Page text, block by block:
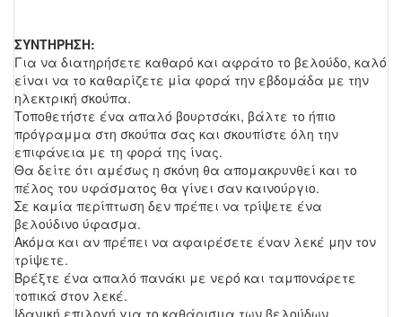
ΣΥΝΤΗΡΗΣΗ:
Για να διατηρήσετε καθαρό και αφράτο το βελούδο, καλό
είναι να το καθαρίζετε μία φορά την εβδομάδα με την
ηλεκτρική σκούπα.
Τοποθετήστε ένα απαλό βουρτσάκι, βάλτε το ήπιο
πρόγραμμα στη σκούπα σας και σκουπίστε όλη την
επιφάνεια με τη φορά της ίνας.
Θα δείτε ότι αμέσως η σκόνη θα απομακρυνθεί και το
πέλος του υφάσματος θα γίνει σαν καινούργιο.
Σε καμία περίπτωση δεν πρέπει να τρίψετε ένα
βελούδινο ύφασμα.
Ακόμα και αν πρέπει να αφαιρέσετε έναν λεκέ μην τον
τρίψετε.
Βρέξτε ένα απαλό πανάκι με νερό και ταμπονάρετε
τοπικά στον λεκέ.
Ιδανική επιλογή για το καθάρισμα των βελούδων